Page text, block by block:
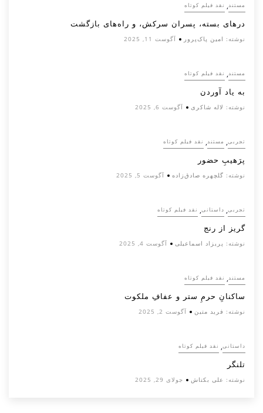
مستند, نقد فیلم کوتاه
درهای بسته، پسران سرکش، و راه‌های بازگشت
نوشته: امین پاک‌پرور آگوست 11, 2025
مستند, نقد فیلم کوتاه
به یاد آوردن
نوشته: لاله شاکری آگوست 6, 2025
تجربی, مستند, نقد فیلم کوتاه
پرَهیب‌ِ حضور
نوشته: گلچهره صادق‌زاده آگوست 5, 2025
تجربی, داستانی, نقد فیلم کوتاه
گریز از رنج
نوشته: پریزاد اسماعیلی آگوست 4, 2025
مستند, نقد فیلم کوتاه
ساکنانِ حرمِ ستر و عفافِ ملکوت
نوشته: فرید متین آگوست 2, 2025
داستانی, نقد فیلم کوتاه
تلنگر
نوشته: علی بکتاش جولای 29, 2025